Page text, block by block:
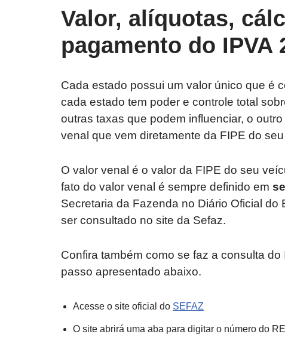
Valor, alíquotas,
pagamento do IPVA
Cada estado possui um valor único que é
cada estado tem poder e controle total
outras taxas que podem influenciar, o
venal que vem diretamente da FIPE do
O valor venal é o valor da FIPE do seu
fato do valor venal é sempre definido em
Secretaria da Fazenda no Diário Oficial
ser consultado no site da Sefaz.
Confira também como se faz a consulta
passo apresentado abaixo.
Acesse o site oficial do SEFAZ
O site abrirá uma aba para digitar o número do